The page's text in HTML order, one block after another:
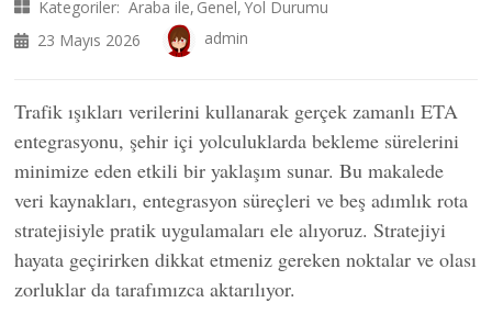
Kategoriler: Araba ile Genel Yol Durumu
23 Mayıs 2026
admin
Trafik ışıkları verilerini kullanarak gerçek zamanlı ETA
entegrasyonu, şehir içi yolculuklarda bekleme sürelerini
minimize eden etkili bir yaklaşım sunar. Bu makalede
veri kaynakları, entegrasyon süreçleri ve beş adımlık rota
stratejisiyle pratik uygulamaları ele alıyoruz. Stratejiyi
hayata geçirirken dikkat etmeniz gereken noktalar ve olası
zorluklar da tarafımızca aktarılıyor.